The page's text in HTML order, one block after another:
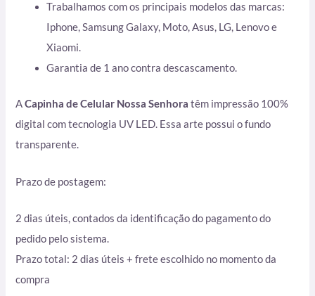
Trabalhamos com os principais modelos das marcas:
Iphone, Samsung Galaxy, Moto, Asus, LG, Lenovo e
Xiaomi.
Garantia de 1 ano contra descascamento.
ACapinha de Celular Nossa Senhoratêm impressão 100%
digital com tecnologia UV LED. Essa arte possui o fundo
transparente.
Prazo de postagem:
2 dias úteis, contados da identificação do pagamento do
pedido pelo sistema.
Prazo total: 2 dias úteis + frete escolhido no momento da
compra